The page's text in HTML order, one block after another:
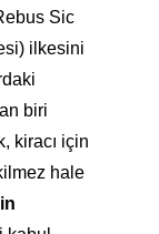
Sic
ilkesini
biri
kiracı için
hale